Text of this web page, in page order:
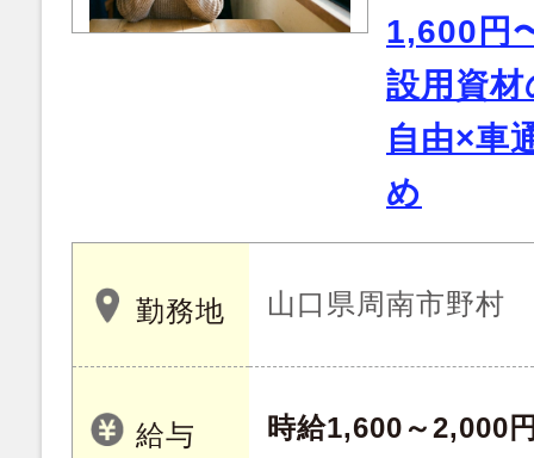
1,600円
設用資
自由×車
め
勤務地 山口県周南市野村
給与 時給1,600～2,000